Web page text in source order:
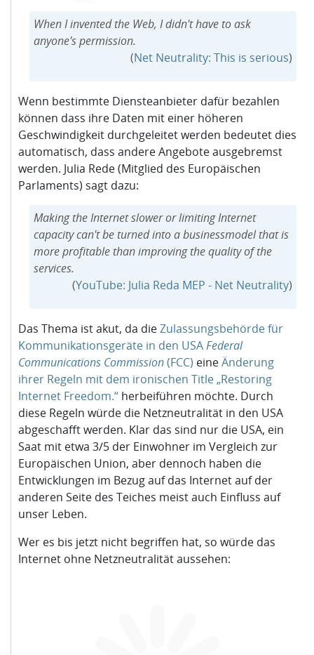
When I invented the Web, I didn't have to ask
anyone's permission.
(Net Neutrality: This is serious)
Wenn bestimmte Diensteanbieter dafür bezahlen
können dass ihre Daten mit einer höheren
Geschwindigkeit durchgeleitet werden bedeutet dies
automatisch, dass andere Angebote ausgebremst
werden. Julia Rede (Mitglied des Europäischen
Parlaments) sagt dazu:
Making the Internet slower or limiting Internet
capacity can't be turned into a businessmodel that is
more profitable than improving the quality of the
services.
(YouTube: Julia Reda MEP - Net Neutrality)
Das Thema ist akut, da dieZulassungsbehörde für
Kommunikationsgeräte in den USAFederal
Communications Commission(FCC) eineÄnderung
ihrer Regeln mit dem ironischen Title „Restoring
Internet Freedom.“ herbeiführen möchte. Durch
diese Regeln würde die Netzneutralität in den USA
abgeschafft werden. Klar das sind nur die USA, ein
Saat mit etwa 3/5 der Einwohner im Vergleich zur
Europäischen Union, aber dennoch haben die
Entwicklungen im Bezug auf das Internet auf der
anderen Seite des Teiches meist auch Einfluss auf
unser Leben.
Wer es bis jetzt nicht begriffen hat, so würde das
Internet ohne Netzneutralität aussehen: